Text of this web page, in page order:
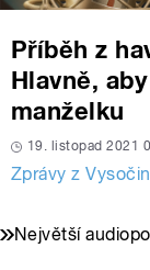
Příběh z
Hlavně,
manželku
19. listopad 2021
Zprávy z
Největší